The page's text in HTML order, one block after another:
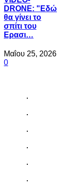
DRONE: "Εδώ
θα γίνει το
σπίτι του
Ερασι…
Μαΐου 25, 2026
0